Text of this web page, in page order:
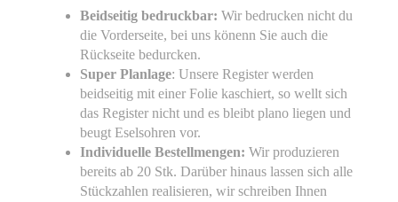
Beidseitig bedruckbar: Wir bedrucken nicht du
die Vorderseite, bei uns könenn Sie auch die
Rückseite bedurcken.
Super Planlage: Unsere Register werden
beidseitig mit einer Folie kaschiert, so wellt sich
das Register nicht und es bleibt plano liegen und
beugt Eselsohren vor.
Individuelle Bestellmengen: Wir produzieren
bereits ab 20 Stk. Darüber hinaus lassen sich alle
Stückzahlen realisieren, wir schreiben Ihnen